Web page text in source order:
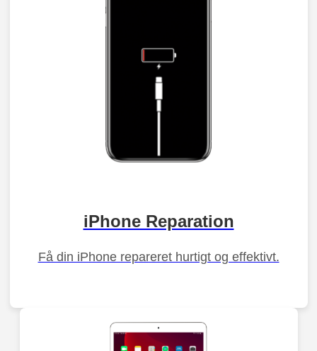
iPhone Reparation
Få din iPhone repareret hurtigt og effektivt.